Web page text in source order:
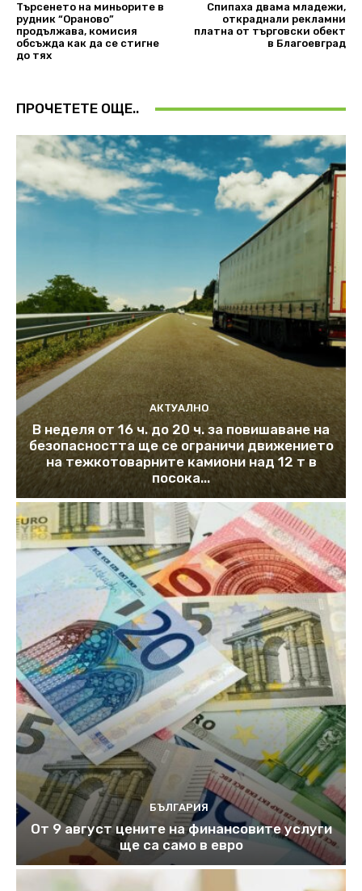
Търсенето на миньорите в
рудник “Ораново”
продължава, комисия
обсъжда как да се стигне
до тях
Спипаха двама младежи,
откраднали рекламни
платна от търговски обект
в Благоевград
ПРОЧЕТЕТЕ ОЩЕ..
АКТУАЛНО
В неделя от 16 ч. до 20 ч. за повишаване на
безопасността ще се ограничи движението
на тежкотоварните камиони над 12 т в
посока...
БЪЛГАРИЯ
От 9 август цените на финансовите услуги
ще са само в евро